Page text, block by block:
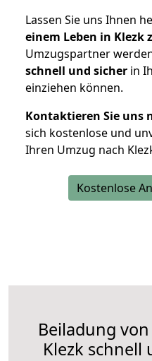
Lassen Sie uns Ihnen
einem Leben in Klezk
Umzugspartner
schnell und sicher in
einziehen können.
Kontaktieren Sie uns
sich kostenlose und
Ihren Umzug nach
Kostenlose
Beiladung
Klezk schnell